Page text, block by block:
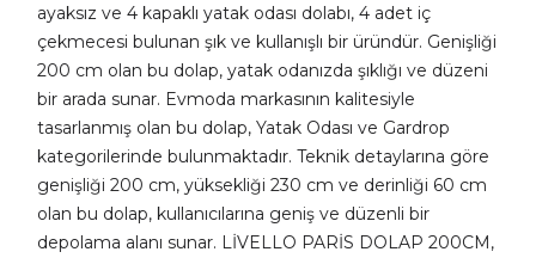
ayaksız ve 4 kapaklı yatak odası dolabı, 4 adet iç
çekmecesi bulunan şık ve kullanışlı bir üründür. Genişliği
200 cm olan bu dolap, yatak odanızda şıklığı ve düzeni
bir arada sunar. Evmoda markasının kalitesiyle
tasarlanmış olan bu dolap, Yatak Odası ve Gardrop
kategorilerinde bulunmaktadır. Teknik detaylarına göre
genişliği 200 cm, yüksekliği 230 cm ve derinliği 60 cm
olan bu dolap, kullanıcılarına geniş ve düzenli bir
depolama alanı sunar. LİVELLO PARİS DOLAP 200CM,